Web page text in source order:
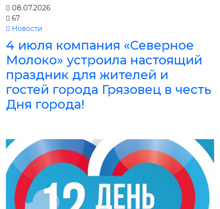
08.07.2026
67
Новости
4 июля компания «Северное
Молоко» устроила настоящий
праздник для жителей и
гостей города Грязовец в честь
Дня города!